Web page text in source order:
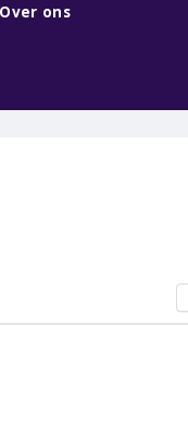
Over ons